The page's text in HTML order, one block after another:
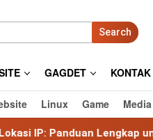
Search
GAGDET
Linux Game
Lengkap untuk